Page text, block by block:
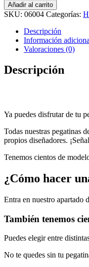
Añadir al carrito
SKU: 06004 Categorías:
Descripción
Información
Valoraciones (0)
Descripción
Ya puedes disfrutar de tu
Todas nuestras pegatinas
propios diseñadores.
Tenemos cientos de
¿Cómo hacer
Entra en nuestro apartado
También tenemos
Puedes elegir entre
No te quedes sin tu